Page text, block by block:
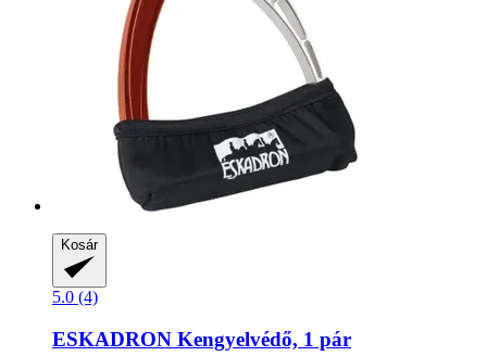
Kosár
5.0 (4)
ESKADRON Kengyelvédő, 1 pár